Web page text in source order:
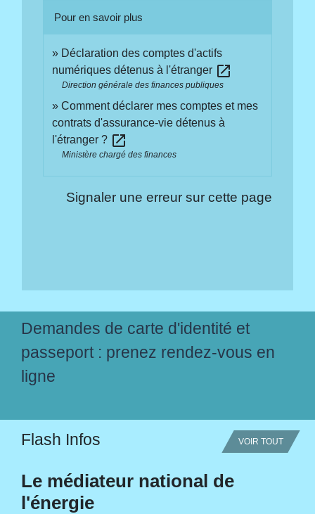
Pour en savoir plus
Déclaration des comptes d'actifs
numériques détenus à l'étranger open_in_new
Direction générale des finances publiques
Comment déclarer mes comptes et mes
contrats d'assurance-vie détenus à
l'étranger ? open_in_new
Ministère chargé des finances
Signaler une erreur sur cette page
Demandes de carte d'identité et
passeport : prenez rendez-vous en
ligne
Flash Infos VOIR TOUT
Le médiateur national de
l'énergie